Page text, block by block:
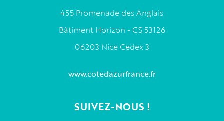
455 Promenade des Anglais
Bâtiment Horizon - CS 53126
06203 Nice Cedex 3
www.cotedazurfrance.fr
SUIVEZ-NOUS !